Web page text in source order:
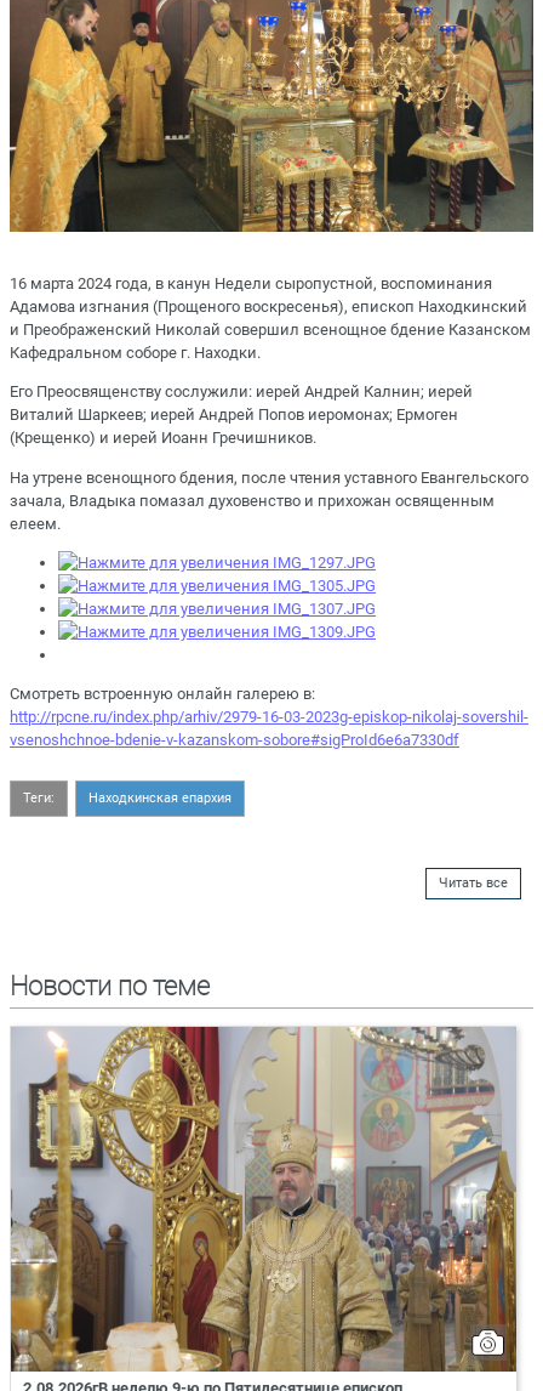
16 марта 2024 года, в канун Недели сыропустной, воспоминания
Адамова изгнания (Прощеного воскресенья), епископ Находкинский
и Преображенский Николай совершил всенощное бдение Казанском
Кафедральном соборе г. Находки.
Его Преосвященству сослужили: иерей Андрей Калнин; иерей
Виталий Шаркеев; иерей Андрей Попов иеромонах; Ермоген
(Крещенко) и иерей Иоанн Гречишников.
На утрене всенощного бдения, после чтения уставного Евангельского
зачала, Владыка помазал духовенство и прихожан освященным
елеем.
Смотреть встроенную онлайн галерею в:
http://rpcne.ru/index.php/arhiv/2979-16-03-2023g-episkop-nikolaj-sovershil-
vsenoshchnoe-bdenie-v-kazanskom-sobore#sigProId6e6a7330df
Теги: Находкинская епархия
Читать все
Новости по теме